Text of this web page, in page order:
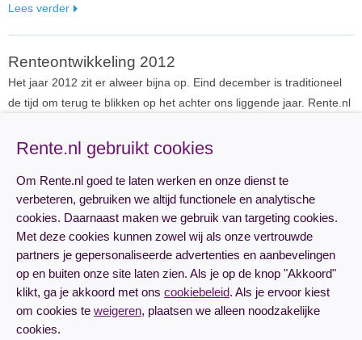
Lees verder
Renteontwikkeling 2012
Het jaar 2012 zit er alweer bijna op. Eind december is traditioneel
de tijd om terug te blikken op het achter ons liggende jaar. Rente.nl
Lees verder
CBS Blundert: Nederlanders lenen niet meer
'Nederlanders lenen meer en vooral duurder', kopte het CBS
woensdag in een persbericht. Een nauwkeurige blik op de
statistieken laat van die bewering weinig heel. Het statistisch
bureau interpreteerde de eigen cijfers verkeerd. Het CBS-nieuws
werd gisteren in diverse media breed uitgemeten. De portee:
omdat banken tegenwoordig minder krediet verlenen, grijpt de
Lees verder
Rente.nl gebruikt cookies
Om Rente.nl goed te laten werken en onze dienst te
verbeteren, gebruiken we altijd functionele en analytische
cookies. Daarnaast maken we gebruik van targeting cookies.
Met deze cookies kunnen zowel wij als onze vertrouwde
partners je gepersonaliseerde advertenties en aanbevelingen
op en buiten onze site laten zien. Als je op de knop "Akkoord"
klikt, ga je akkoord met ons cookiebeleid. Als je ervoor kiest
om cookies te weigeren, plaatsen we alleen noodzakelijke
cookies.